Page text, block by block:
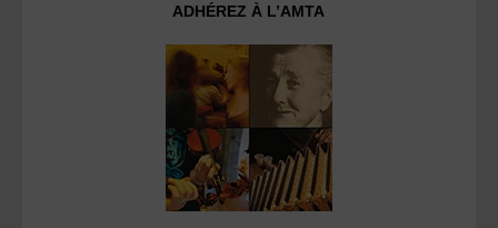
ADHÉREZ À L’AMTA